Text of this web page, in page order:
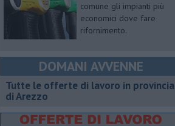
comune gli impianti più
economici dove fare
rifornimento.
DOMANI AVVENNE
​Tutte le offerte di lavoro in provincia
di Arezzo